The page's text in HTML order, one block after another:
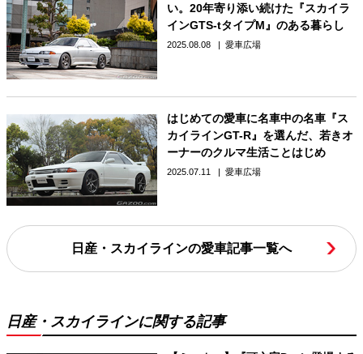
い。20年寄り添い続けた『スカイラ
インGTS-tタイプM』のある暮らし
2025.08.08 愛車広場
はじめての愛車に名車中の名車『ス
カイラインGT-R』を選んだ、若きオ
ーナーのクルマ生活ことはじめ
2025.07.11 愛車広場
日産・スカイラインの愛車記事一覧へ
日産・スカイラインに関する記事